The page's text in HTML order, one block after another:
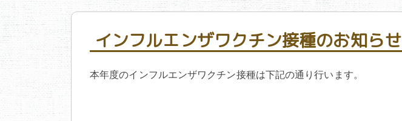
インフルエンザワクチン接種のお知らせ
本年度のインフルエンザワクチン接種は下記の通り行います。